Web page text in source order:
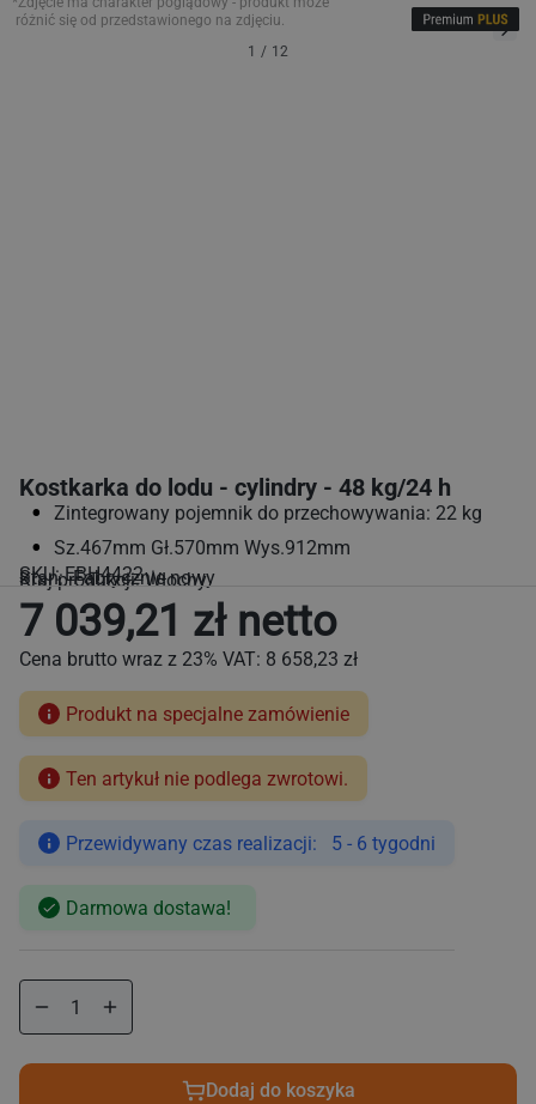
różnić się od przedstawionego na zdjęciu.
1 / 12
Kostkarka do lodu - cylindry - 48 kg/24 h
Zintegrowany pojemnik do przechowywania: 22 kg
Sz.467mm Gł.570mm Wys.912mm
SKU:EBH4422
Stan: Fabrycznie nowy
Kraj produkcji: Włochy
Cena
7 039,21 zł netto
Cena brutto wraz z 23% VAT: 8 658,23 zł
Produkt na specjalne zamówienie
Ten artykuł nie podlega zwrotowi.
Przewidywany czas realizacji: 5 - 6 tygodni
Darmowa dostawa!
Zmniejsz
ilość
dla
Zwiększ
ilość
dla
Kostkarka
Dodaj do koszyka